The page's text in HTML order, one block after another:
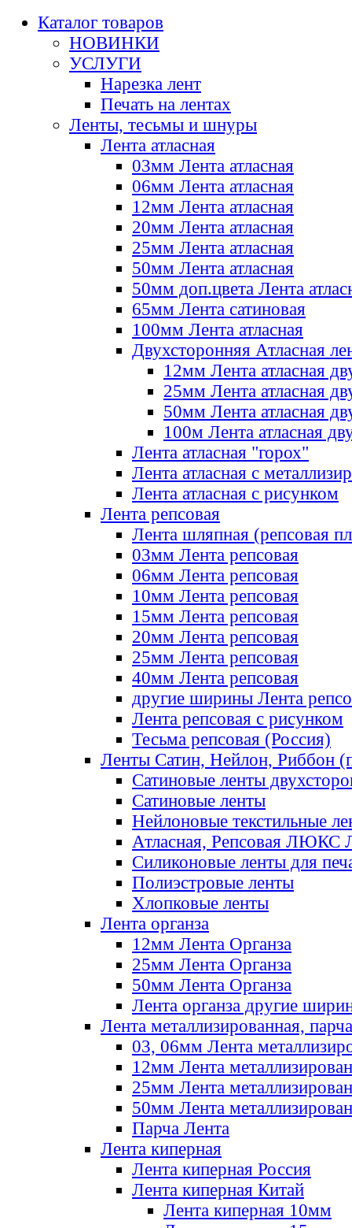
Каталог товаров
НОВИНКИ
УСЛУГИ
Нарезка лент
Печать на лентах
Ленты, тесьмы и шнуры
Лента атласная
03мм Лента атласная
06мм Лента атласная
12мм Лента атласная
20мм Лента атласная
25мм Лента атласная
50мм Лента атласная
50мм доп.цвета Лента
65мм Лента сатиновая
100мм Лента атласная
Двухсторонняя Атласная
12мм Лента атласная
25мм Лента атласная
50мм Лента атласная
100м Лента атласная
Лента атласная "горох"
Лента атласная с
Лента атласная с рисунком
Лента репсовая
Лента шляпная (репсовая
03мм Лента репсовая
06мм Лента репсовая
10мм Лента репсовая
15мм Лента репсовая
20мм Лента репсовая
25мм Лента репсовая
40мм Лента репсовая
другие ширины Лента
Лента репсовая с рисунком
Тесьма репсовая (Россия)
Ленты Сатин, Нейлон, Риббон
Сатиновые ленты
Сатиновые ленты
Нейлоновые текстильные
Атласная, Репсовая ЛЮКС
Силиконовые ленты для
Полиэстровые ленты
Хлопковые ленты
Лента органза
12мм Лента Органза
25мм Лента Органза
50мм Лента Органза
Лента органза другие
Лента металлизированная, парча
03, 06мм Лента
12мм Лента
25мм Лента
50мм Лента
Парча Лента
Лента киперная
Лента киперная Россия
Лента киперная Китай
Лента киперная 10мм